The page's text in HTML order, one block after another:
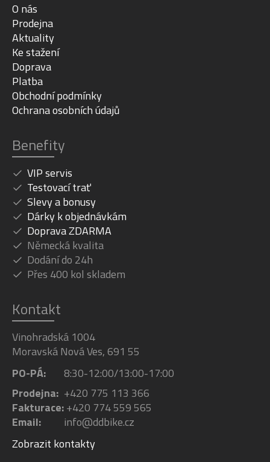
O nás
Prodejna
Aktuality
Ke stažení
Doprava
Platba
Obchodní podmínky
Ochrana osobních údajů
Benefity
VIP servis
Testovací trať
Slevy a bonusy
Dárky k objednávkám
Doprava ZDARMA
Německá kvalita
Dodání do 24h
Přes 400 kol skladem
Kontakt
Vinohradská 1004
Moravská Nová Ves, 691 55
PO-PÁ:
8:30-12:00/13:00-17:00
Prodejna: +420 775 113 366
Fakturace:+420 774 559 565
Email:
info@ddbike.cz
Zobrazit kontakty